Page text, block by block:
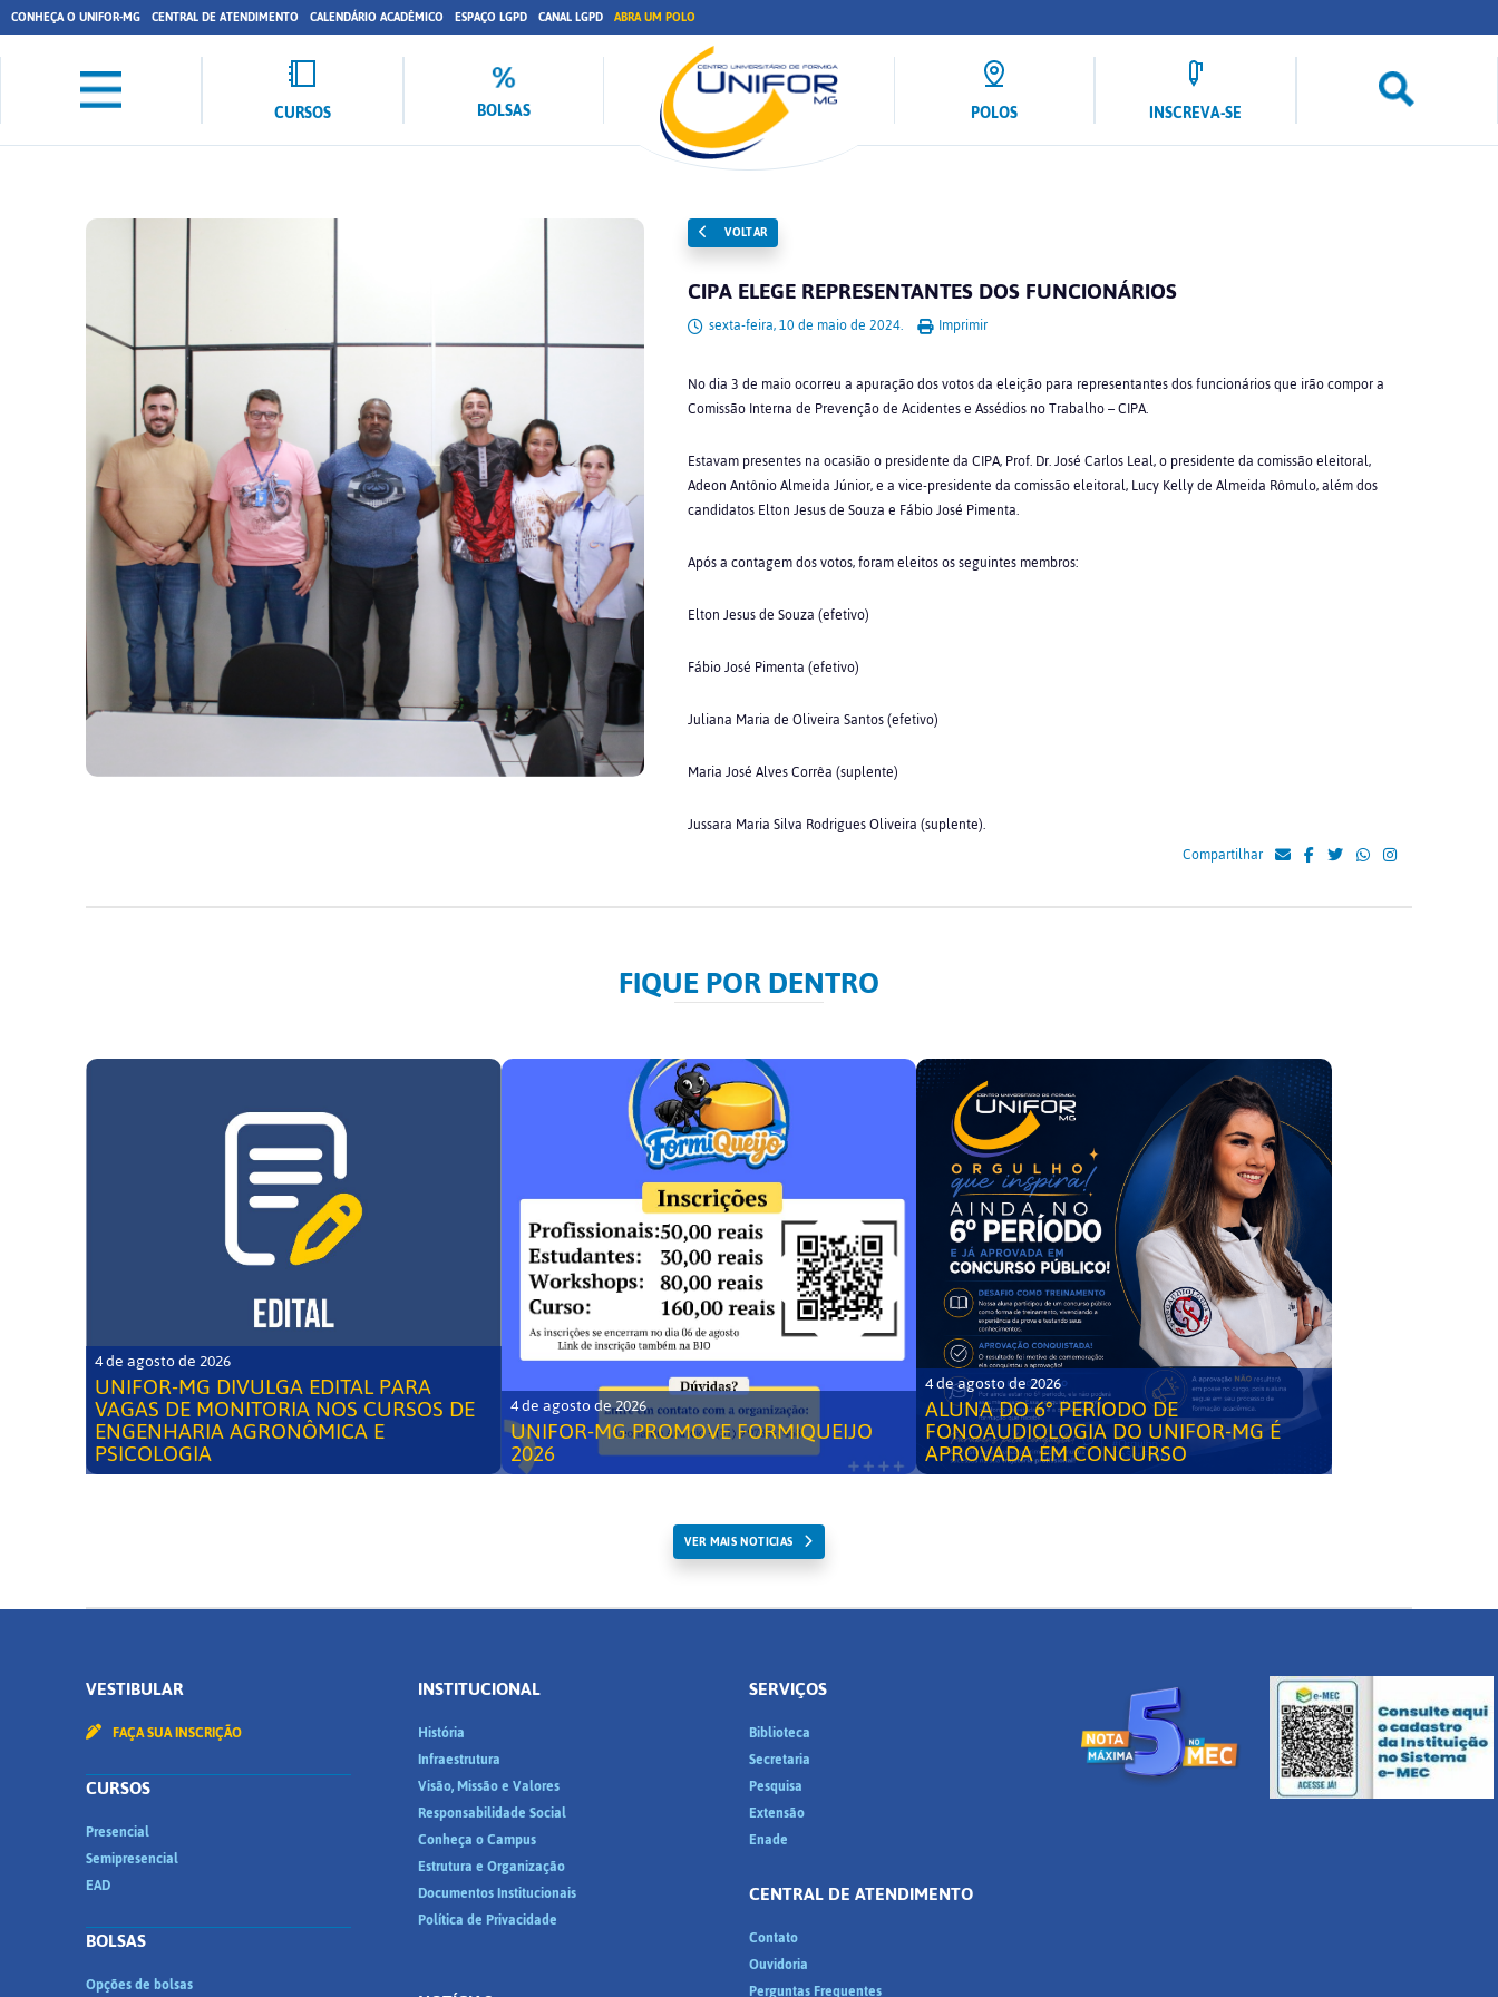
CONHEÇA O UNIFOR-MG CENTRAL DE ATENDIMENTO CALENDÁRIO ACADÊMICO ESPAÇO LGPD CANAL LGPD ABRA UM POLO
CURSOS BOLSAS POLOS INSCREVA-SE
VOLTAR
CIPA ELEGE REPRESENTANTES DOS FUNCIONÁRIOS
sexta-feira, 10 de maio de 2024. Imprimir
No dia 3 de maio ocorreu a apuração dos votos da eleição para representantes dos funcionários que irão compor a
Comissão Interna de Prevenção de Acidentes e Assédios no Trabalho – CIPA.
Estavam presentes na ocasião o presidente da CIPA, Prof. Dr. José Carlos Leal, o presidente da comissão eleitoral,
Adeon Antônio Almeida Júnior, e a vice-presidente da comissão eleitoral, Lucy Kelly de Almeida Rômulo, além dos
candidatos Elton Jesus de Souza e Fábio José Pimenta.
Após a contagem dos votos, foram eleitos os seguintes membros:
Elton Jesus de Souza (efetivo)
Fábio José Pimenta (efetivo)
Juliana Maria de Oliveira Santos (efetivo)
Maria José Alves Corrêa (suplente)
Jussara Maria Silva Rodrigues Oliveira (suplente).
Compartilhar
FIQUE POR DENTRO
4 de agosto de 2026
UNIFOR-MG DIVULGA EDITAL PARA
VAGAS DE MONITORIA NOS CURSOS DE
ENGENHARIA AGRONÔMICA E
PSICOLOGIA
4 de agosto de 2026
UNIFOR-MG PROMOVE FORMIQUEIJO
2026
4 de agosto de 2026
ALUNA DO 6° PERÍODO DE
FONOAUDIOLOGIA DO UNIFOR-MG É
APROVADA EM CONCURSO
VER MAIS NOTICIAS
VESTIBULAR
FAÇA SUA INSCRIÇÃO
CURSOS
Presencial
Semipresencial
EAD
BOLSAS
Opções de bolsas
INSTITUCIONAL
História
Infraestrutura
Visão, Missão e Valores
Responsabilidade Social
Conheça o Campus
Estrutura e Organização
Documentos Institucionais
Política de Privacidade
SERVIÇOS
Biblioteca
Secretaria
Pesquisa
Extensão
Enade
CENTRAL DE ATENDIMENTO
Contato
Ouvidoria
Perguntas Frequentes